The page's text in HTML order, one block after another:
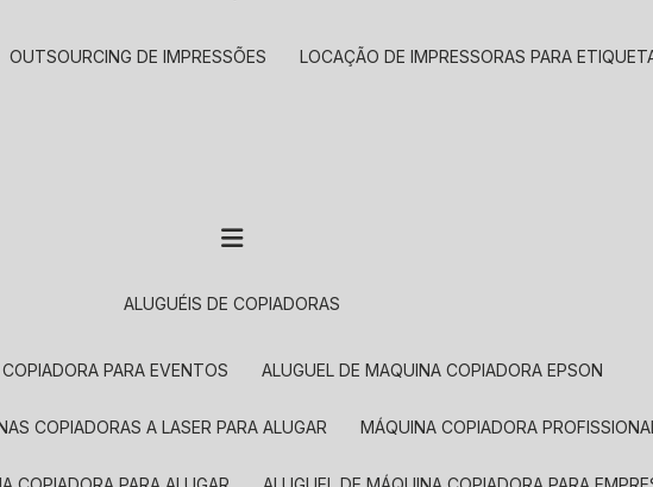
OUTSOURCING DE IMPRESSÕES LOCAÇÃO DE IMPRESSORAS PARA
ALUGUÉIS DE COPIADORAS
COPIADORA PARA EVENTOS ALUGUEL DE MAQUINA COPIADORA EPSON
COPIADORAS A LASER PARA ALUGAR MÁQUINA COPIADORA